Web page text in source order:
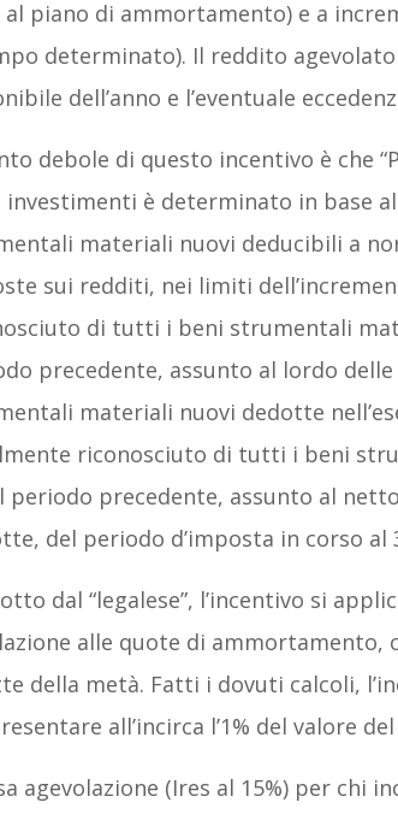
al piano di ammortamento) e a
determinato). Il reddito
dell’anno e l’eventuale
debole di questo incentivo è che
investimenti è determinato in base
materiali nuovi deducibili a
sui redditi, nei limiti
di tutti i beni strumentali
precedente, assunto al lordo
materiali nuovi dedotte
riconosciuto di tutti i beni
periodo precedente, assunto al
del periodo d’imposta in corso al
dal “legalese”, l’incentivo si
alle quote di ammortamento,
della metà. Fatti i dovuti calcoli,
all’incirca l’1% del valore
agevolazione (Ires al 15%) per chi